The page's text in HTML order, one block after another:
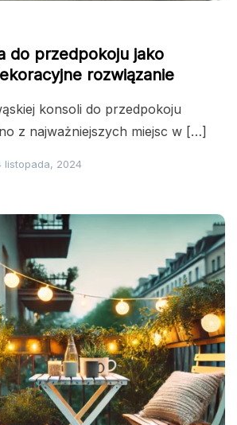
do przedpokoju jako
rozwiązanie
konsoli do przedpokoju
z najważniejszych miejsc w […]
listopada, 2024